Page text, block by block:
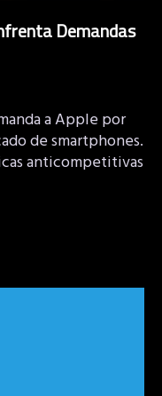
Demandas
a Apple por
de smartphones.
anticompetitivas